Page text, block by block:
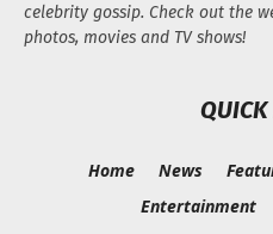
celebrity gossip. Check out the
photos, movies and TV shows!
Home News
Entertainment